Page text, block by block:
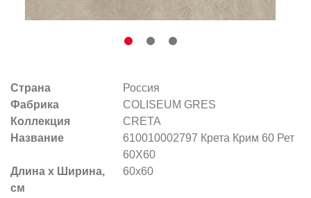
Страна
Россия
Фабрика
COLISEUM GRES
Коллекция
CRETA
Название
610010002797 Крета Крим 60 Рет
60X60
Длина х Ширина,
см
60x60